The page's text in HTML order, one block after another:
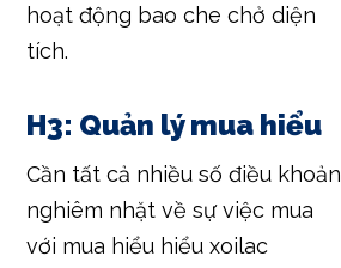
hoạt động bao che chở diện
tích.
H3: Quản lý mua hiểu
Cần tất cả nhiều số điều khoản
nghiêm nhặt về sự việc mua
với mua hiểu hiểu xoilac